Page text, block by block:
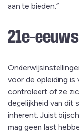
aan te bieden.”
21e-
voor de opleiding is
controleert of ze
degelijkheid van dit
inherent. Juist
mag geen last